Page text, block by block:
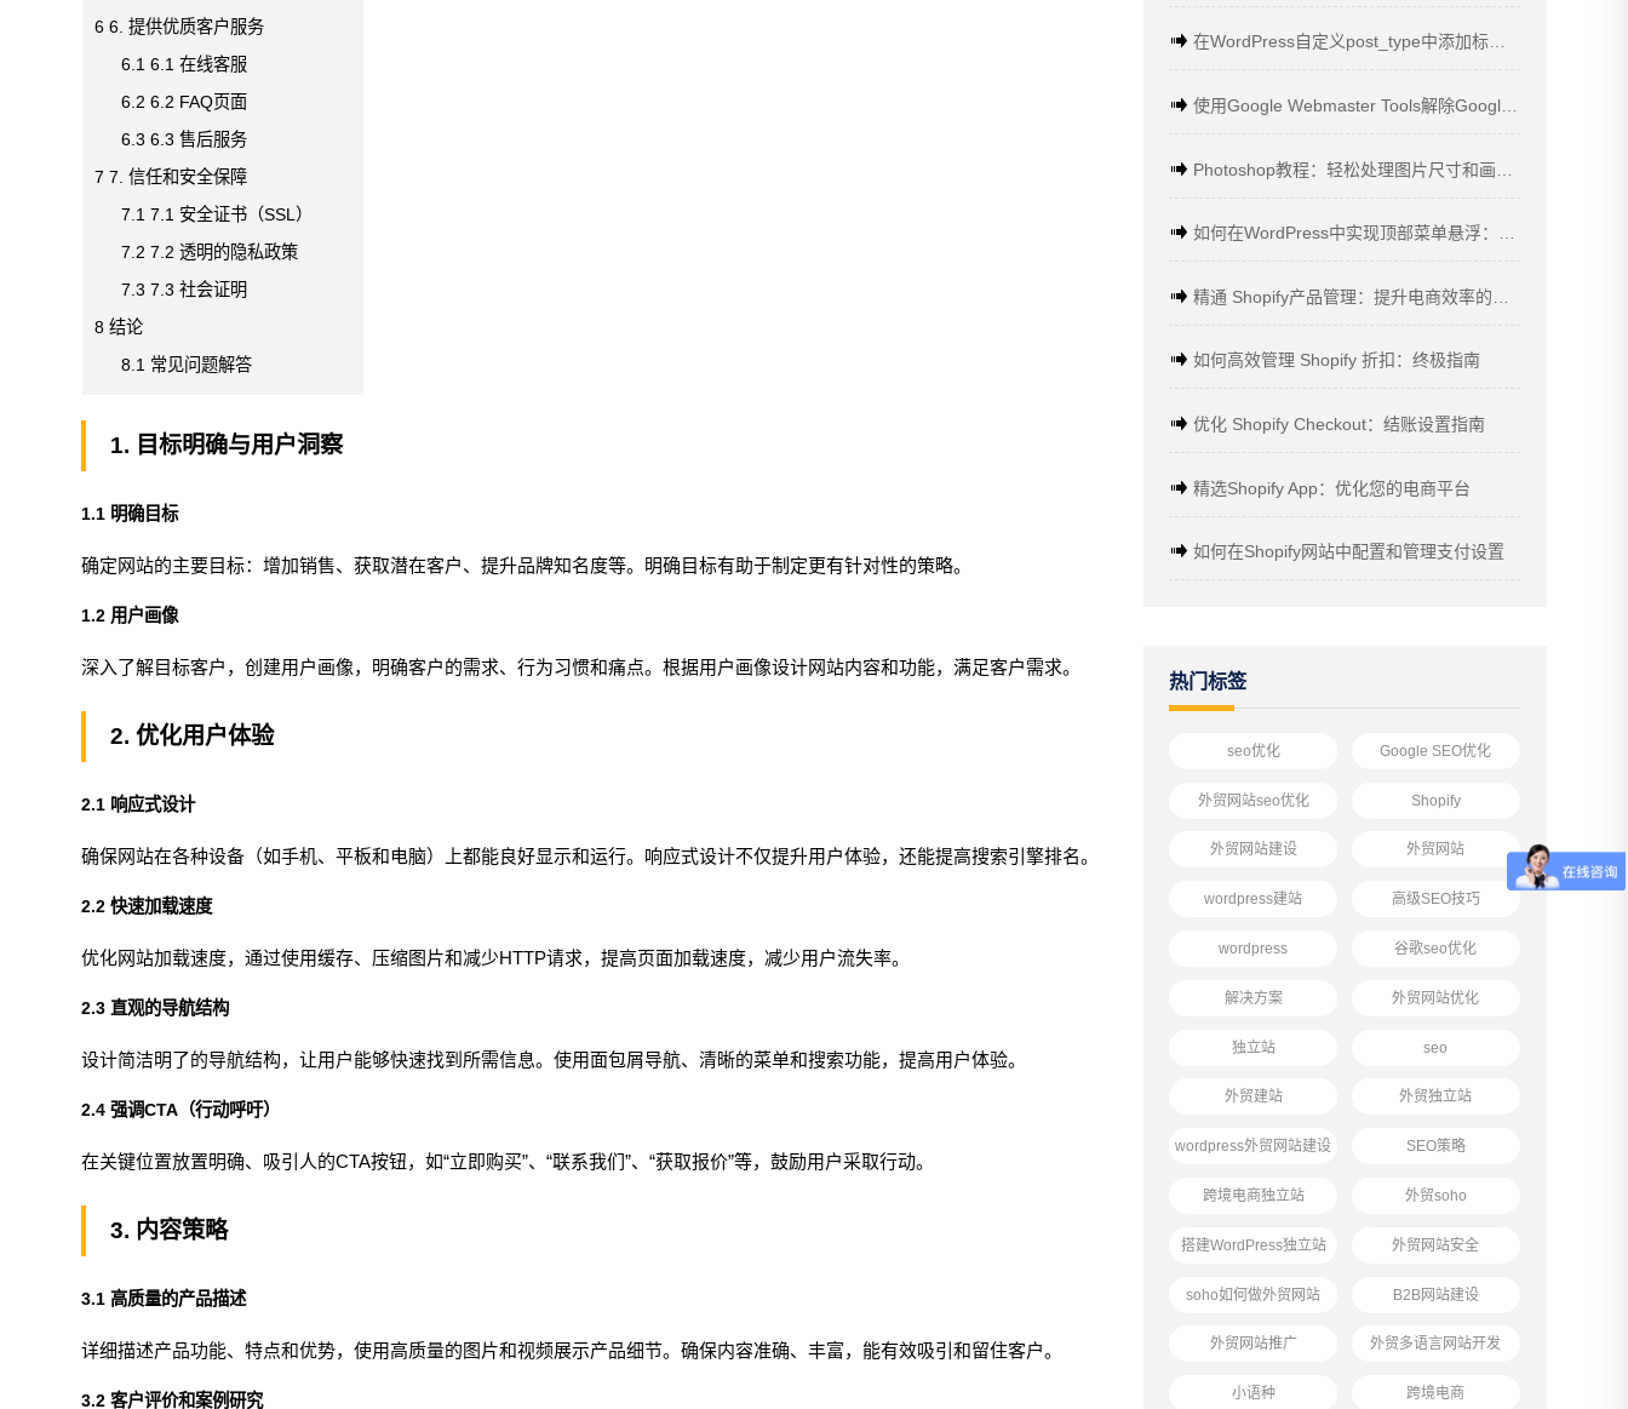
在WordPress自定义post_type中添加标签的方法
使用Google Webmaster Tools解除Google病毒警告的详细教程
Photoshop教程：轻松处理图片尺寸和画布大小
如何在WordPress中实现顶部菜单悬浮：一步步教程
精通 Shopify产品管理：提升电商效率的关键策略
如何高效管理 Shopify 折扣：终极指南
优化 Shopify Checkout：结账设置指南
精选Shopify App：优化您的电商平台
如何在Shopify网站中配置和管理支付设置
热门标签
seo优化 Google SEO优化
外贸网站seo优化 Shopify
外贸网站建设 外贸网站
wordpress建站 高级SEO技巧
wordpress 谷歌seo优化
解决方案 外贸网站优化
独立站 seo
外贸建站 外贸独立站
wordpress外贸网站建设 SEO策略
跨境电商独立站 外贸soho
搭建WordPress独立站 外贸网站安全
soho如何做外贸网站 B2B网站建设
外贸网站推广 外贸多语言网站开发
小语种 跨境电商
6 6. 提供优质客户服务
6.1 6.1 在线客服
6.2 6.2 FAQ页面
6.3 6.3 售后服务
7 7. 信任和安全保障
7.1 7.1 安全证书（SSL）
7.2 7.2 透明的隐私政策
7.3 7.3 社会证明
8 结论
8.1 常见问题解答
1. 目标明确与用户洞察
1.1 明确目标
确定网站的主要目标：增加销售、获取潜在客户、提升品牌知名度等。明确目标有助于制定更有针对性的策略。
1.2 用户画像
深入了解目标客户，创建用户画像，明确客户的需求、行为习惯和痛点。根据用户画像设计网站内容和功能，满足客户需求。
2. 优化用户体验
2.1 响应式设计
确保网站在各种设备（如手机、平板和电脑）上都能良好显示和运行。响应式设计不仅提升用户体验，还能提高搜索引擎排名。
2.2 快速加载速度
优化网站加载速度，通过使用缓存、压缩图片和减少HTTP请求，提高页面加载速度，减少用户流失率。
2.3 直观的导航结构
设计简洁明了的导航结构，让用户能够快速找到所需信息。使用面包屑导航、清晰的菜单和搜索功能，提高用户体验。
2.4 强调CTA（行动呼吁）
在关键位置放置明确、吸引人的CTA按钮，如“立即购买”、“联系我们”、“获取报价”等，鼓励用户采取行动。
3. 内容策略
3.1 高质量的产品描述
详细描述产品功能、特点和优势，使用高质量的图片和视频展示产品细节。确保内容准确、丰富，能有效吸引和留住客户。
3.2 客户评价和案例研究